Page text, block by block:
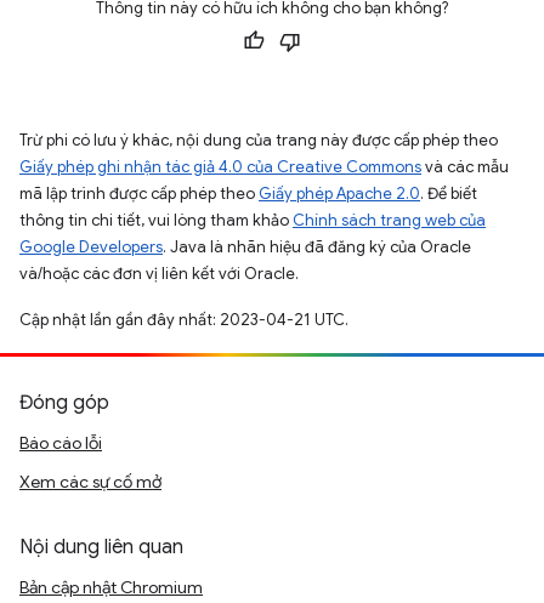
Thông tin này có hữu ích không cho bạn không?
Trừ phi có lưu ý khác, nội dung của trang này được cấp phép theo
Giấy phép ghi nhận tác giả 4.0 của Creative Commonsvà các mẫu
mã lập trình được cấp phép theo Giấy phép Apache 2.0. Để biết
thông tin chi tiết, vui lòng tham khảo Chính sách trang web của
Google Developers. Java là nhãn hiệu đã đăng ký của Oracle
và/hoặc các đơn vị liên kết với Oracle.
Cập nhật lần gần đây nhất: 2023-04-21 UTC.
Đóng góp
Báo cáo lỗi
Xem các sự cố mở
Nội dung liên quan
Bản cập nhật Chromium